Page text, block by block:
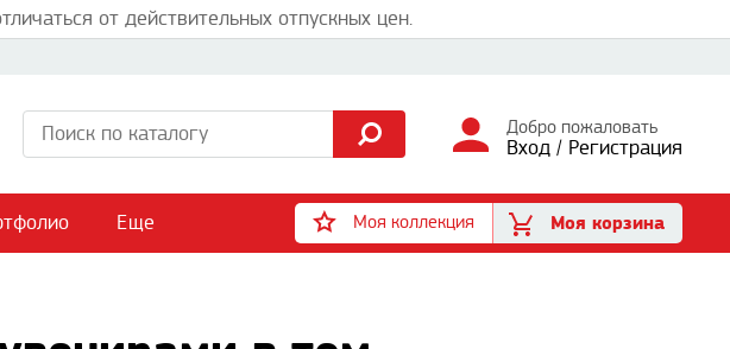
от действительных отпускных цен.
Добро пожаловать
Вход / Регистрация
Еще Моя коллекция Моя корзина